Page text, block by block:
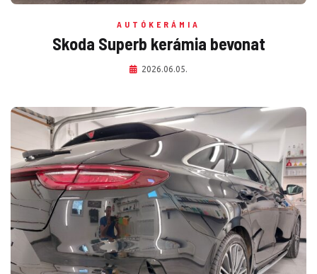
AUTÓKERÁMIA
Skoda Superb kerámia bevonat
2026.06.05.